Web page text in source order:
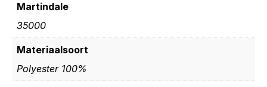
Martindale
35000
Materiaalsoort
Polyester 100%